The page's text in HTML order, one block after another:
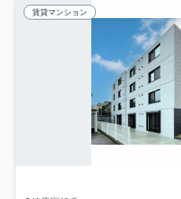
賃貸マンション